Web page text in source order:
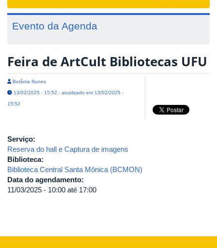
Evento da Agenda
Feira de ArtCult Bibliotecas UFU
Betânia Nunes
13/02/2025 - 15:52 - atualizado em 13/02/2025 -
15:52
Serviço:
Reserva do hall e Captura de imagens
Biblioteca:
Biblioteca Central Santa Mônica (BCMON)
Data do agendamento:
11/03/2025 - 10:00 até 17:00